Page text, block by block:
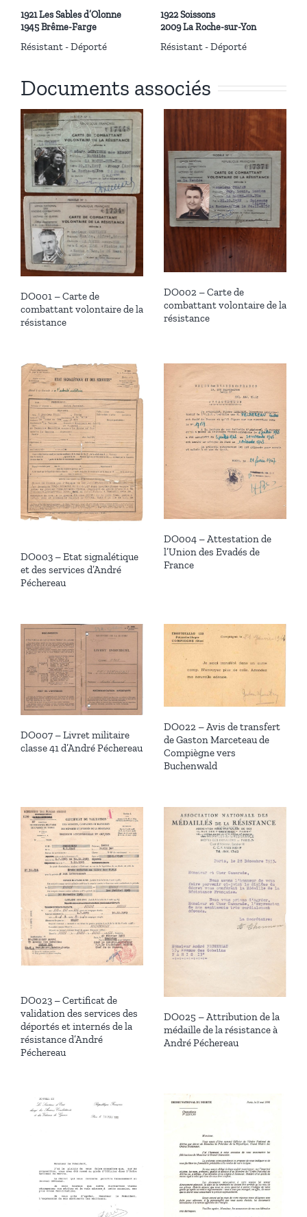
1921 Les Sables d’Olonne
1945 Brême-Farge
Résistant - Déporté
1922 Soissons
2009 La Roche-sur-Yon
Résistant - Déporté
Documents associés
DO001 – Carte de
combattant volontaire de la
résistance
DO002 – Carte de
combattant volontaire de la
résistance
DO003 – Etat signalétique
et des services d’André
Péchereau
DO004 – Attestation de
l’Union des Evadés de
France
DO007 – Livret militaire
classe 41 d’André Péchereau
DO022 – Avis de transfert
de Gaston Marceteau de
Compiègne vers
Buchenwald
DO023 – Certificat de
validation des services des
déportés et internés de la
résistance d’André
Péchereau
DO025 – Attribution de la
médaille de la résistance à
André Péchereau